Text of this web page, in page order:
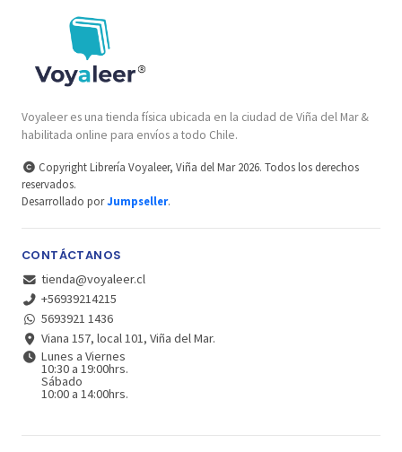
Voyaleer es una tienda física ubicada en la ciudad de Viña del Mar &
habilitada online para envíos a todo Chile.
Copyright Librería Voyaleer, Viña del Mar 2026. Todos los derechos
reservados.
Desarrollado porJumpseller.
CONTÁCTANOS
tienda@voyaleer.cl
+56939214215
5693921 1436
Viana 157, local 101, Viña del Mar.
Lunes a Viernes
10:30 a 19:00hrs.
Sábado
10:00 a 14:00hrs.